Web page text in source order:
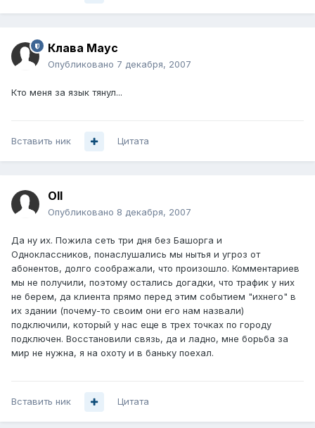
Клава Маус
Опубликовано 7 декабря, 2007
Кто меня за язык тянул...
Вставить ник Цитата
Oll
Опубликовано 8 декабря, 2007
Да ну их. Пожила сеть три дня без Башорга и
Одноклассников, понаслушались мы нытья и угроз от
абонентов, долго соображали, что произошло. Комментариев
мы не получили, поэтому остались догадки, что трафик у них
не берем, да клиента прямо перед этим событием "ихнего" в
их здании (почему-то своим они его нам назвали)
подключили, который у нас еще в трех точках по городу
подключен. Восстановили связь, да и ладно, мне борьба за
мир не нужна, я на охоту и в баньку поехал.
Вставить ник Цитата